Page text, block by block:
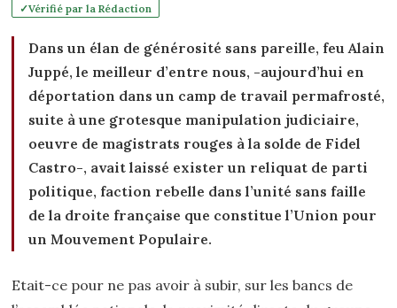
Vérifié par la Rédaction
Dans un élan de générosité sans pareille, feu Alain
Juppé, le meilleur d’entre nous, -aujourd’hui en
déportation dans un camp de travail permafrosté,
suite à une grotesque manipulation judiciaire,
oeuvre de magistrats rouges à la solde de Fidel
Castro-, avait laissé exister un reliquat de parti
politique, faction rebelle dans l’unité sans faille
de la droite française que constitue l’Union pour
un Mouvement Populaire.
Etait-ce pour ne pas avoir à subir, sur les bancs de